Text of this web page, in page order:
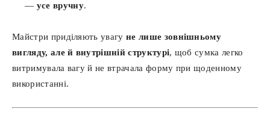
— усе вручну.
Майстри приділяють увагу не лише зовнішньому
вигляду, але й внутрішній структурі, щоб сумка легко
витримувала вагу й не втрачала форму при щоденному
використанні.